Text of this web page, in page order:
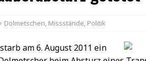
Dolmetschen, Missstände, Politik
am 6. August 2011 ein